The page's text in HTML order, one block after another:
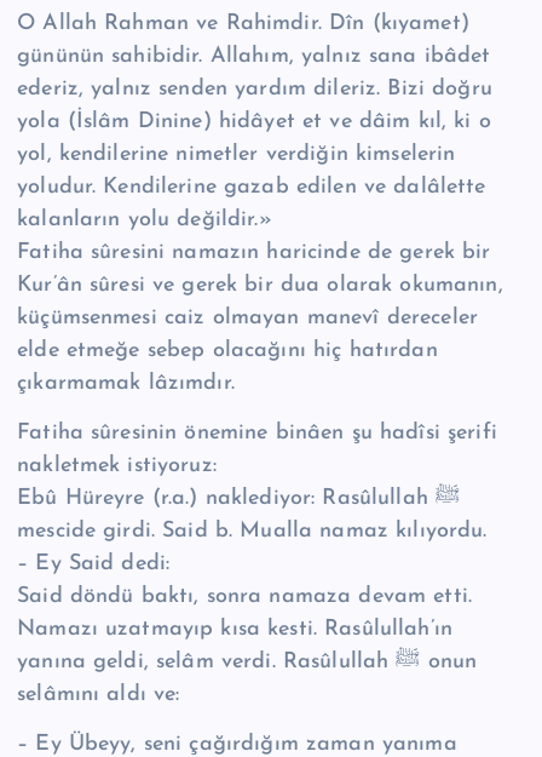
O Allah Rahman ve Rahimdir. Dîn (kıyamet)
gününün sahibidir. Allahım, yalnız sana ibâdet
ederiz, yalnız senden yardım dileriz. Bizi doğru
yola (İslâm Dinine) hidâyet et ve dâim kıl, ki o
yol, kendilerine nimetler verdiğin kimselerin
yoludur. Kendilerine gazab edilen ve dalâlette
kalanların yolu değildir.»
Fatiha sûresini namazın haricinde de gerek bir
Kur’ân sûresi ve gerek bir dua olarak okumanın,
küçümsenmesi caiz olmayan manevî dereceler
elde etmeğe sebep olacağını hiç hatırdan
çıkarmamak lâzımdır.
Fatiha sûresinin önemine binâen şu hadîsi şerifi
nakletmek istiyoruz:
Ebû Hüreyre (r.a.) naklediyor: Rasûlullah ﷺ
mescide girdi. Said b. Mualla namaz kılıyordu.
– Ey Said dedi:
Said döndü baktı, sonra namaza devam etti.
Namazı uzatmayıp kısa kesti. Rasûlullah’ın
yanına geldi, selâm verdi. Rasûlullah ﷺ onun
selâmını aldı ve:
– Ey Übeyy, seni çağırdığım zaman yanıma